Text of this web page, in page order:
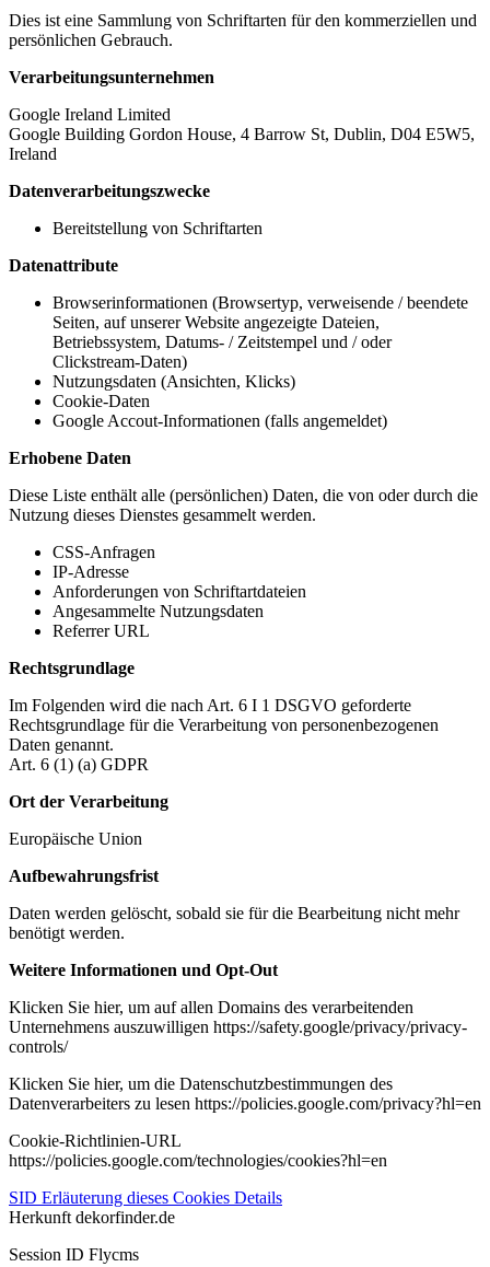
Dies ist eine Sammlung von Schriftarten für den kommerziellen und
persönlichen Gebrauch.
Verarbeitungsunternehmen
Google Ireland Limited
Google Building Gordon House, 4 Barrow St, Dublin, D04 E5W5,
Ireland
Datenverarbeitungszwecke
Bereitstellung von Schriftarten
Datenattribute
Browserinformationen (Browsertyp, verweisende / beendete
Seiten, auf unserer Website angezeigte Dateien,
Betriebssystem, Datums- / Zeitstempel und / oder
Clickstream-Daten)
Nutzungsdaten (Ansichten, Klicks)
Cookie-Daten
Google Accout-Informationen (falls angemeldet)
Erhobene Daten
Diese Liste enthält alle (persönlichen) Daten, die von oder durch die
Nutzung dieses Dienstes gesammelt werden.
CSS-Anfragen
IP-Adresse
Anforderungen von Schriftartdateien
Angesammelte Nutzungsdaten
Referrer URL
Rechtsgrundlage
Im Folgenden wird die nach Art. 6 I 1 DSGVO geforderte
Rechtsgrundlage für die Verarbeitung von personenbezogenen
Daten genannt.
Art. 6 (1) (a) GDPR
Ort der Verarbeitung
Europäische Union
Aufbewahrungsfrist
Daten werden gelöscht, sobald sie für die Bearbeitung nicht mehr
benötigt werden.
Weitere Informationen und Opt-Out
Klicken Sie hier, um auf allen Domains des verarbeitenden
Unternehmens auszuwilligen https://safety.google/privacy/privacy-
controls/
Klicken Sie hier, um die Datenschutzbestimmungen des
Datenverarbeiters zu lesen https://policies.google.com/privacy?hl=en
Cookie-Richtlinien-URL
https://policies.google.com/technologies/cookies?hl=en
SID Erläuterung dieses Cookies Details
Herkunft dekorfinder.de
Session ID Flycms